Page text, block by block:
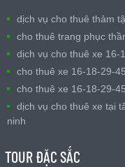
dịch vụ cho thuê thảm
cho thuê trang phục
dịch vụ cho thuê xe 16-
cho thuê xe 16-18-29-
cho thuê xe 16-18-29-
dịch vụ cho thuê xe tại
ninh
TOUR ĐẶC SẮC